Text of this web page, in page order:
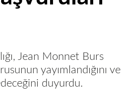
Jean Monnet Burs
yayımlandığını ve
duyurdu.